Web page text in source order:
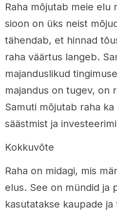
Raha mõjutab meie
sioon on üks neist
tähendab, et hinnad
raha väärtus langeb.
majanduslikud
majandus on tugev, on
Samuti mõjutab raha
säästmist ja
Kokkuvõte
Raha on midagi, mis
elus. See on mündid ja
kasutatakse kaupade